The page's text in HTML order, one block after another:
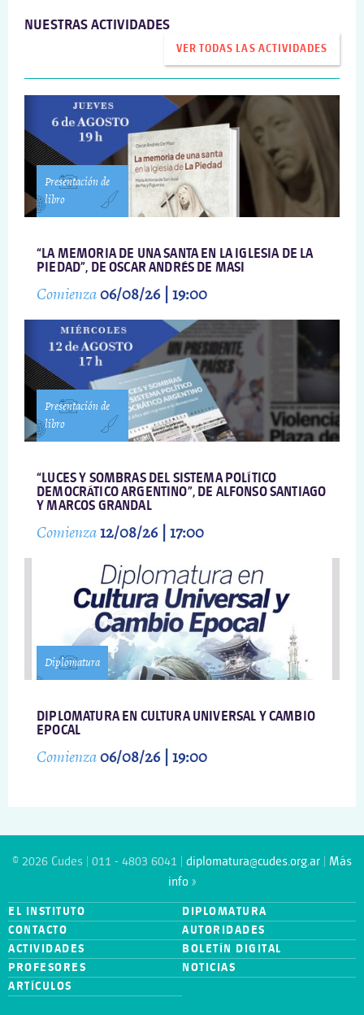
NUESTRAS ACTIVIDADES
VER TODAS LAS ACTIVIDADES
Presentación de
libro
“LA MEMORIA DE UNA SANTA EN LA IGLESIA DE LA
PIEDAD”, DE OSCAR ANDRÉS DE MASI
Comienza06/08/26 | 19:00
Presentación de
libro
“LUCES Y SOMBRAS DEL SISTEMA POLÍTICO
DEMOCRÁTICO ARGENTINO”, DE ALFONSO SANTIAGO
Y MARCOS GRANDAL
Comienza12/08/26 | 17:00
Diplomatura
DIPLOMATURA EN CULTURA UNIVERSAL Y CAMBIO
EPOCAL
Comienza06/08/26 | 19:00
© 2026 Cudes | 011 - 4803 6041 | diplomatura@cudes.org.ar
Más
info »
EL INSTITUTO
DIPLOMATURA
CONTACTO
AUTORIDADES
ACTIVIDADES
BOLETÍN DIGITAL
PROFESORES
NOTICIAS
ARTÍCULOS